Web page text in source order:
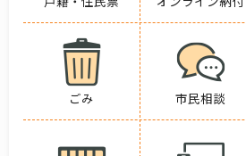
ごみ 市民相談